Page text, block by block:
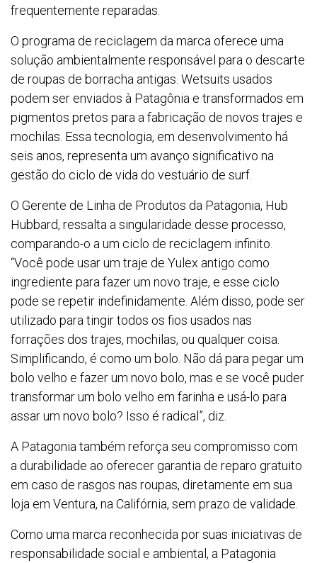
frequentemente reparadas.
O programa de reciclagem da marca oferece uma
solução ambientalmente responsável para o descarte
de roupas de borracha antigas. Wetsuits usados
podem ser enviados à Patagônia e transformados em
pigmentos pretos para a fabricação de novos trajes e
mochilas. Essa tecnologia, em desenvolvimento há
seis anos, representa um avanço significativo na
gestão do ciclo de vida do vestuário de surf.
O Gerente de Linha de Produtos da Patagonia, Hub
Hubbard, ressalta a singularidade desse processo,
comparando-o a um ciclo de reciclagem infinito.
“Você pode usar um traje de Yulex antigo como
ingrediente para fazer um novo traje, e esse ciclo
pode se repetir indefinidamente. Além disso, pode ser
utilizado para tingir todos os fios usados nas
forrações dos trajes, mochilas, ou qualquer coisa.
Simplificando, é como um bolo. Não dá para pegar um
bolo velho e fazer um novo bolo, mas e se você puder
transformar um bolo velho em farinha e usá-lo para
assar um novo bolo? Isso é radical”, diz.
A Patagonia também reforça seu compromisso com
a durabilidade ao oferecer garantia de reparo gratuito
em caso de rasgos nas roupas, diretamente em sua
loja em Ventura, na Califórnia, sem prazo de validade.
Como uma marca reconhecida por suas iniciativas de
responsabilidade social e ambiental, a Patagonia